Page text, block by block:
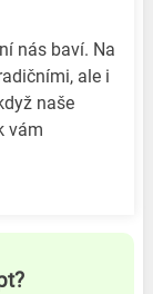
nás baví. Na
ale i
naše
vám